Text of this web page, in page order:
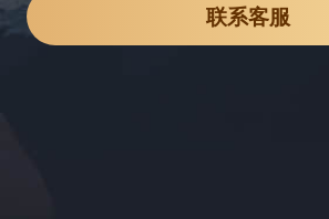
联系客服